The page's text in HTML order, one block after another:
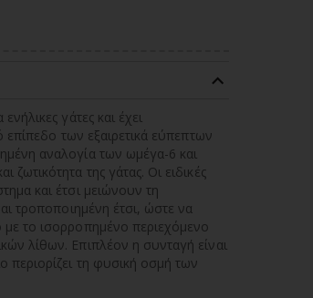
γάτες και έχει
επίπεδο των εξαιρετικά εύπεπτων
αναλογία των ωμέγα-6 και
της γάτας. Οι ειδικές
και έτσι μειώνουν τη
τροποποιημένη έτσι, ώστε να
το ισορροπημένο περιεχόμενο
λίθων. Επιπλέον η συνταγή είναι
τη φυσική οσμή των